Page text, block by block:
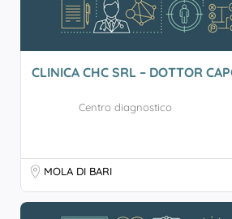
CLINICA CHC SRL – DOTTOR
Centro diagnostico
MOLA DI BARI